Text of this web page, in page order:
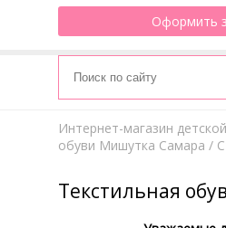
Оформить
Интернет-магазин
обуви Мишутка Самара /
Текстильная